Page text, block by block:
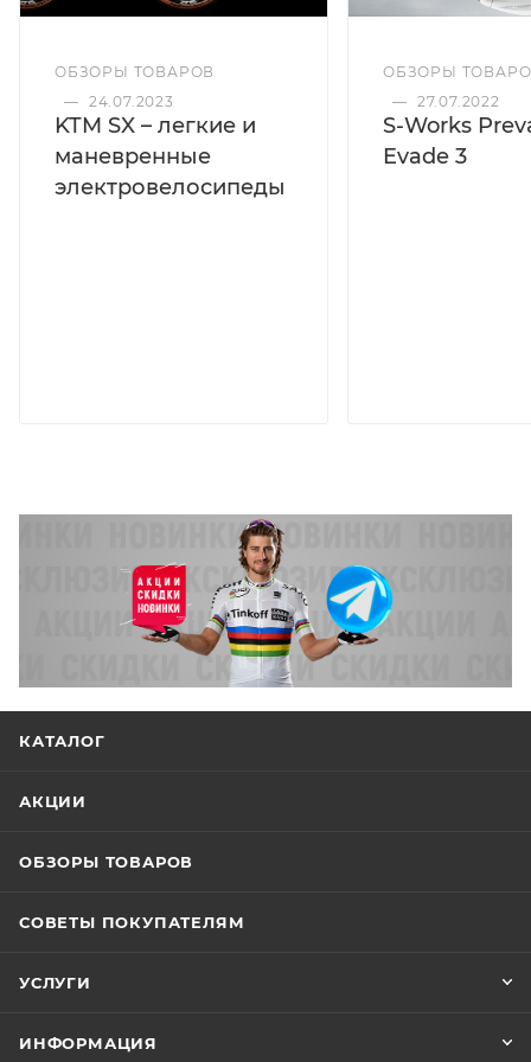
ОБЗОРЫ ТОВАРОВ
— 24.07.2023
KTM SX – легкие и
маневренные
электровелосипеды
ОБЗОРЫ
— 27.07.2022
S-Works
Evade 3
КАТАЛОГ
АКЦИИ
ОБЗОРЫ ТОВАРОВ
СОВЕТЫ ПОКУПАТЕЛЯМ
УСЛУГИ
ИНФОРМАЦИЯ